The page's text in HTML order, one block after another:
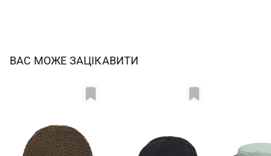
ВАС МОЖЕ ЗАЦІКАВИТИ